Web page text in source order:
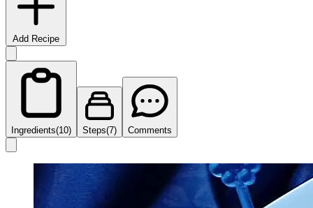
Add Recipe
Ingredients(10) Steps(7) Comments